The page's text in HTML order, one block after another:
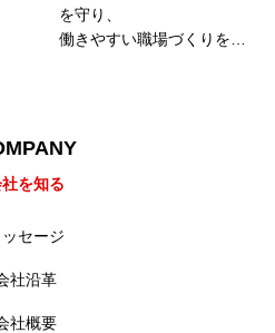
を守り、
働きやすい職場づくりを心
を知る
ッセージ
社沿革
社概要